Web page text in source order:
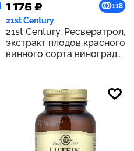
1 175 ₽ 118
21st Century
21st Century, Ресвератрол,
экстракт плодов красного
винного сорта винограда,